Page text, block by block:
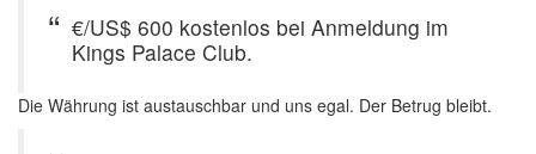
€/US$ 600 kostenlos bei Anmeldung im
Kings Palace Club.
Die Währung ist austauschbar und uns egal. Der Betrug bleibt.